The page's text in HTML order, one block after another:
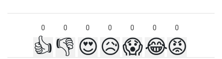
0 0 0 0 0 0 0
👍 👎 😍😥😱😂😡